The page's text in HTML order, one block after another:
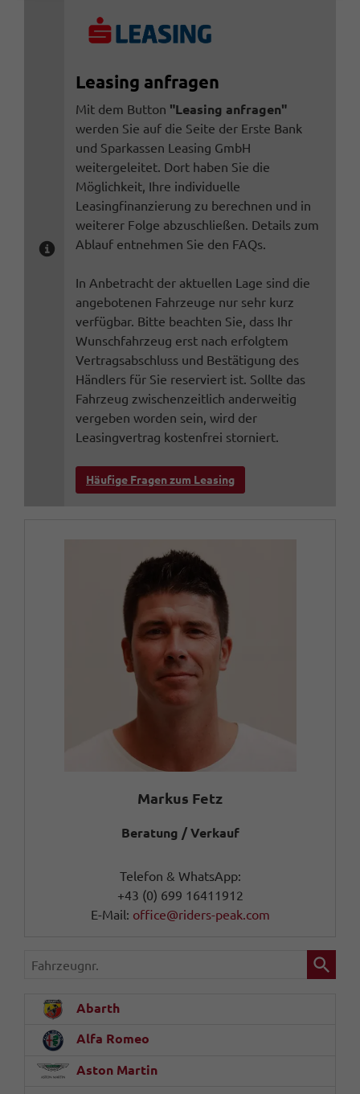
Leasing anfragen
Mit dem Button "Leasing anfragen"
werden Sie auf die Seite der Erste Bank
und Sparkassen Leasing GmbH
weitergeleitet. Dort haben Sie die
Möglichkeit, Ihre individuelle
Leasingfinanzierung zu berechnen und in
weiterer Folge abzuschließen. Details zum
Ablauf entnehmen Sie den FAQs.
In Anbetracht der aktuellen Lage sind die
angebotenen Fahrzeuge nur sehr kurz
verfügbar. Bitte beachten Sie, dass Ihr
Wunschfahrzeug erst nach erfolgtem
Vertragsabschluss und Bestätigung des
Händlers für Sie reserviert ist. Sollte das
Fahrzeug zwischenzeitlich anderweitig
vergeben worden sein, wird der
Leasingvertrag kostenfrei storniert.
Häufige Fragen zum Leasing
Markus Fetz
Beratung / Verkauf
Telefon & WhatsApp:
+43 (0) 699 16411912
E-Mail: office@riders-peak.com
Fahrzeugnr.
Abarth
Alfa Romeo
Aston Martin